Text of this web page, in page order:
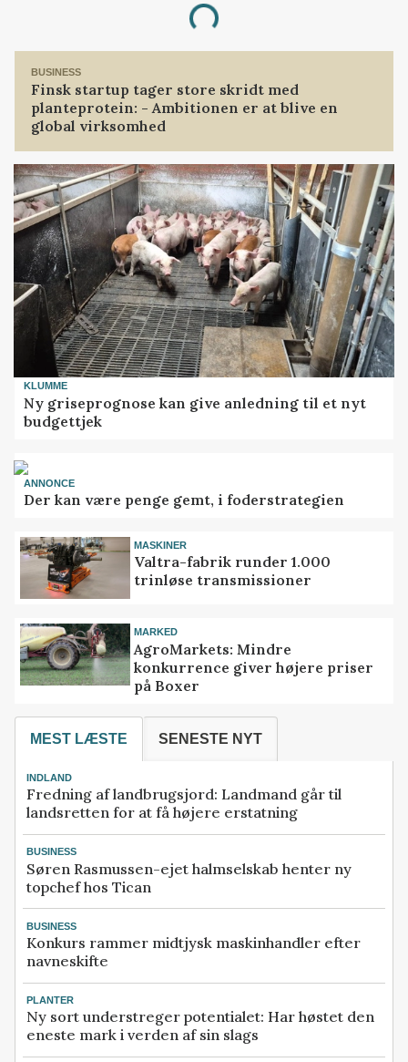
Loading...
BUSINESS
Finsk startup tager store skridt med
planteprotein: - Ambitionen er at blive en
global virksomhed
KLUMME
Ny griseprognose kan give anledning til et nyt
budgettjek
ANNONCE
Der kan være penge gemt, i foderstrategien
MASKINER
Valtra-fabrik runder 1.000
trinløse transmissioner
MARKED
AgroMarkets: Mindre
konkurrence giver højere priser
på Boxer
MEST LÆSTE SENESTE NYT
INDLAND
Fredning af landbrugsjord: Landmand går til
landsretten for at få højere erstatning
BUSINESS
Søren Rasmussen-ejet halmselskab henter ny
topchef hos Tican
BUSINESS
Konkurs rammer midtjysk maskinhandler efter
navneskifte
PLANTER
Ny sort understreger potentialet: Har høstet den
eneste mark i verden af sin slags